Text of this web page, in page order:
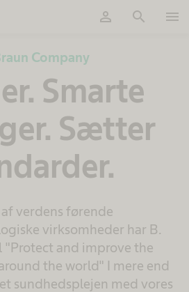
person search menu
Company
Smarte
Sætter
verdens førende
virksomheder har B.
"Protect and improve the
the world" I mere end
sundhedsplejen med vores